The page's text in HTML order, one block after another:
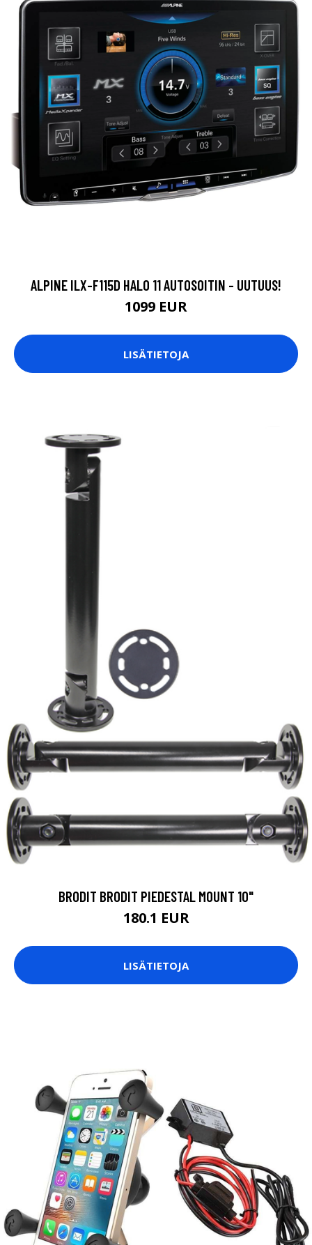
ALPINE ILX-F115D HALO 11 AUTOSOITIN - UUTUUS!
1099 EUR
LISÄTIETOJA
BRODIT BRODIT PIEDESTAL MOUNT 10"
180.1 EUR
LISÄTIETOJA